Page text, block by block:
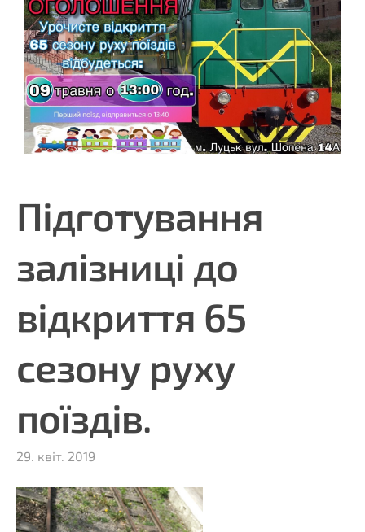
Підготування
залізниці до
відкриття 65
сезону руху
поїздів.
29. квіт. 2019